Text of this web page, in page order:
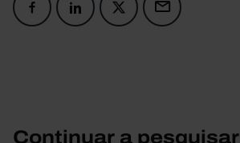
Continuar a pesquisar